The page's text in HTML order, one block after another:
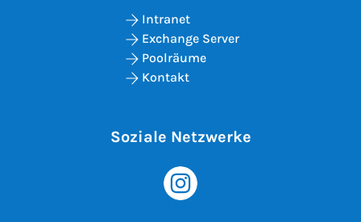
Intranet
Exchange Server
Poolräume
Kontakt
Soziale Netzwerke